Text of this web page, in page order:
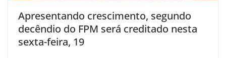
Apresentando crescimento, segundo
decêndio do FPM será creditado nesta
sexta-feira, 19